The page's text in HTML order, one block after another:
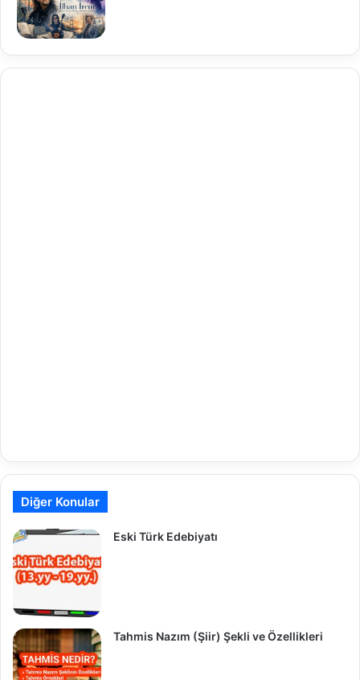
Diğer Konular
Eski Türk Edebiyatı
Tahmis Nazım (Şiir) Şekli ve Özellikleri